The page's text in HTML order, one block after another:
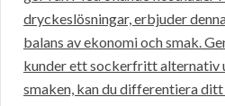
dryckeslösningar, erbjuder
balans av ekonomi och smak.
kunder ett sockerfritt alternativ
smaken, kan du differentiera